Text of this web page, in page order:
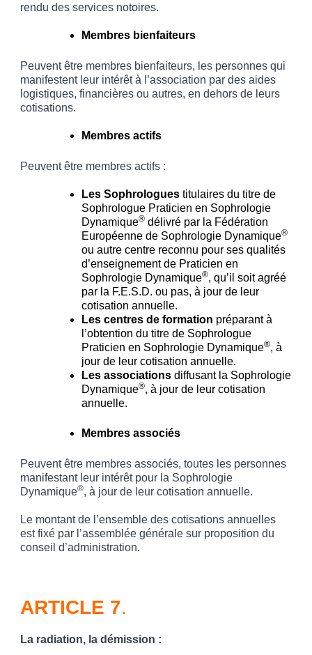
rendu des services notoires.
Membres bienfaiteurs
Peuvent être membres bienfaiteurs, les personnes qui
manifestent leur intérêt à l’association par des aides
logistiques, financières ou autres, en dehors de leurs
cotisations.
Membres actifs
Peuvent être membres actifs :
Les Sophrologuestitulaires du titre de
Sophrologue Praticien en Sophrologie
Dynamique®délivré par la Fédération
Européenne de Sophrologie Dynamique®
ou autre centre reconnu pour ses qualités
d’enseignement de Praticien en
Sophrologie Dynamique®, qu’il soit agréé
par la F.E.S.D. ou pas, à jour de leur
cotisation annuelle.
Les centres de formation préparant à
l’obtention du titre de Sophrologue
Praticien en Sophrologie Dynamique®, à
jour de leur cotisation annuelle.
Les associations diffusant la Sophrologie
Dynamique®, à jour de leur cotisation
annuelle.
Membres associés
Peuvent être membres associés, toutes les personnes
manifestant leur intérêt pour la Sophrologie
Dynamique®, à jour de leur cotisation annuelle.
Le montant de l’ensemble des cotisations annuelles
est fixé par l’assemblée générale sur proposition du
conseil d’administration.
ARTICLE 7.
La radiation, la démission :